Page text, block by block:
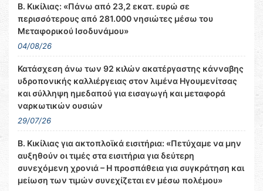
Β. Κικίλιας: «Πάνω από 23,2 εκατ. ευρώ σε
περισσότερους από 281.000 νησιώτες μέσω του
Μεταφορικού Ισοδυνάμου»
04/08/26
Κατάσχεση άνω των 92 κιλών ακατέργαστης κάνναβης
υδροπονικής καλλιέργειας στον λιμένα Ηγουμενίτσας
και σύλληψη ημεδαπού για εισαγωγή και μεταφορά
ναρκωτικών ουσιών
29/07/26
Β. Κικίλιας για ακτοπλοϊκά εισιτήρια: «Πετύχαμε να μην
αυξηθούν οι τιμές στα εισιτήρια για δεύτερη
συνεχόμενη χρονιά – Η προσπάθεια για συγκράτηση και
μείωση των τιμών συνεχίζεται εν μέσω πολέμου»